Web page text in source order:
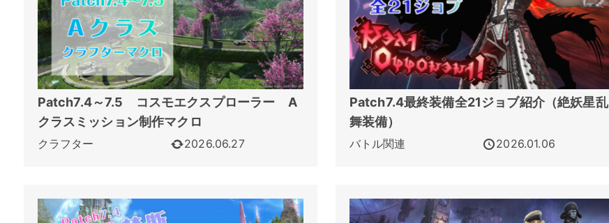
Patch7.4～7.5 コスモエクスプローラー A
クラスミッション制作マクロ
クラフター 2026.06.27
Patch7.4最終装備全21ジョブ紹介（絶妖星乱
舞装備）
バトル関連 2026.01.06